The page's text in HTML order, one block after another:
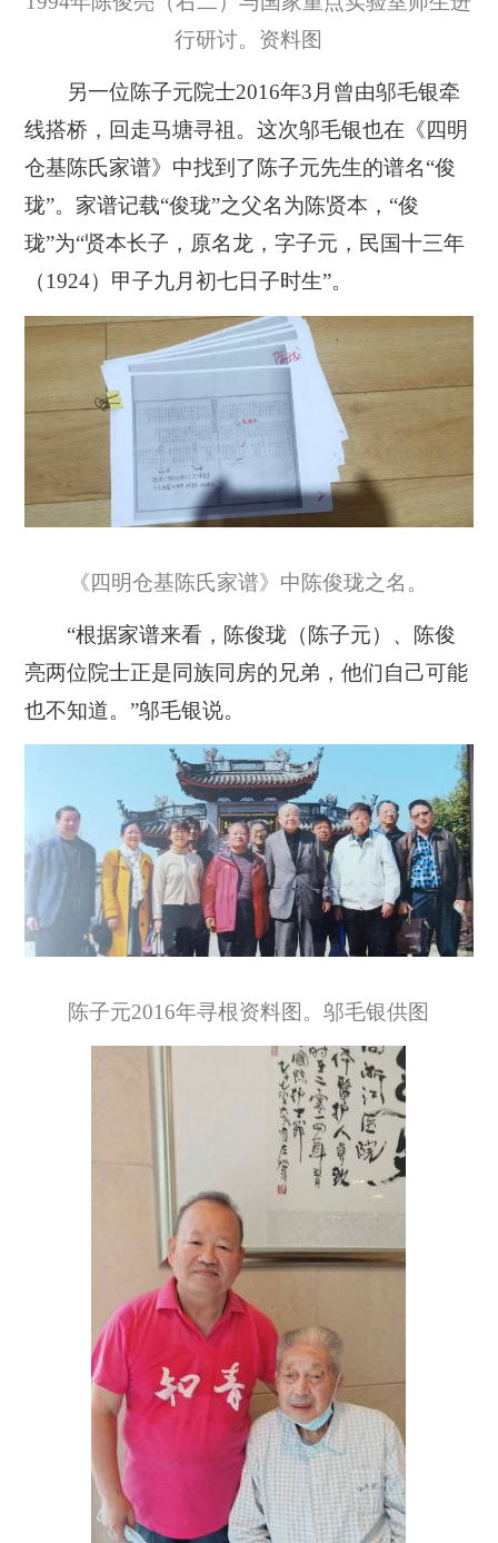
行研讨。资料图
另一位陈子元院士2016年3月曾由邬毛银牵
线搭桥，回走马塘寻祖。这次邬毛银也在《四明
仓基陈氏家谱》中找到了陈子元先生的谱名“俊
珑”。家谱记载“俊珑”之父名为陈贤本，“俊
珑”为“贤本长子，原名龙，字子元，民国十三年
（1924）甲子九月初七日子时生”。
《四明仓基陈氏家谱》中陈俊珑之名。
“根据家谱来看，陈俊珑（陈子元）、陈俊
亮两位院士正是同族同房的兄弟，他们自己可能
也不知道。”邬毛银说。
陈子元2016年寻根资料图。邬毛银供图